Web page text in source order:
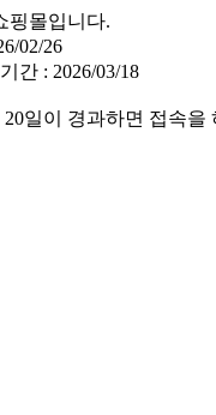
핑몰입니다.
02/26
간 : 2026/03/18
일이 경과하면 접속을